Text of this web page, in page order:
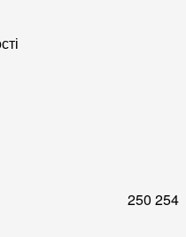
250 254